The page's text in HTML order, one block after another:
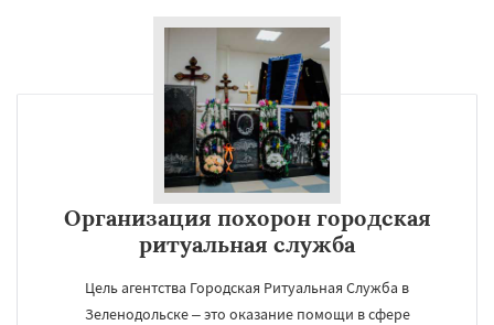
Организация похорон городская
ритуальная служба
Цель агентства Городская Ритуальная Служба в
Зеленодольске – это оказание помощи в сфере